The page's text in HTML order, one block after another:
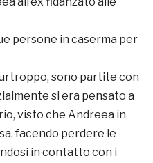
persone in caserma per
sono partite con
si era pensato a
visto che Andreea in
facendo perdere le
in contatto con i